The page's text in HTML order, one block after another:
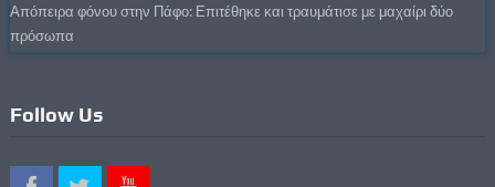
Απόπειρα φόνου στην Πάφο: Επιτέθηκε και τραυμάτισε με μαχαίρι δύο
πρόσωπα
Follow Us